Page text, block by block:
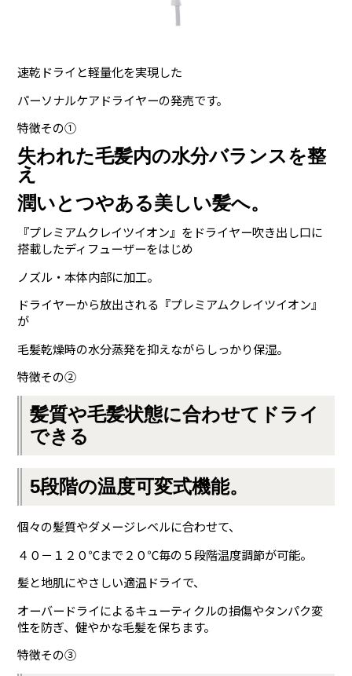
速乾ドライと軽量化を実現した
パーソナルケアドライヤーの発売です。
特徴その①
失われた毛髪内の水分バランスを整
え
潤いとつやある美しい髪へ。
『プレミアムクレイツイオン』をドライヤー吹き出し口に
搭載したディフューザーをはじめ
ノズル・本体内部に加工。
ドライヤーから放出される『プレミアムクレイツイオン』
が
毛髪乾燥時の水分蒸発を抑えながらしっかり保湿。
特徴その②
髪質や毛髪状態に合わせてドライ
できる
5段階の温度可変式機能。
個々の髪質やダメージレベルに合わせて、
４０－１２０℃まで２０℃毎の５段階温度調節が可能。
髪と地肌にやさしい適温ドライで、
オーバードライによるキューティクルの損傷やタンパク変
性を防ぎ、健やかな毛髪を保ちます。
特徴その③